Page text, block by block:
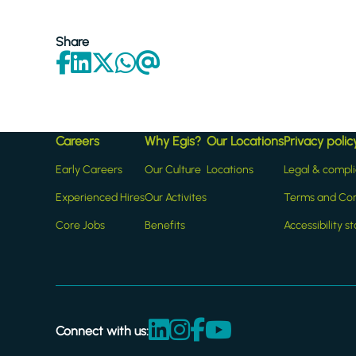
Share
Careers
Early Careers
Experienced Hires
Core Jobs
Why Egis?
Our Culture
Our Activites
Benefits
Our Locations
Locations
Privacy
Legal &
Terms and
Accessibility
Connect with us: